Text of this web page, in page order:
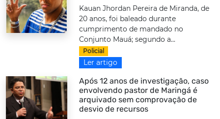
Kauan Jhordan Pereira de Miranda, de
20 anos, foi baleado durante
cumprimento de mandado no
Conjunto Mauá; segundo a...
Policial
Ler artigo
Após 12 anos de investigação, caso
envolvendo pastor de Maringá é
arquivado sem comprovação de
desvio de recursos